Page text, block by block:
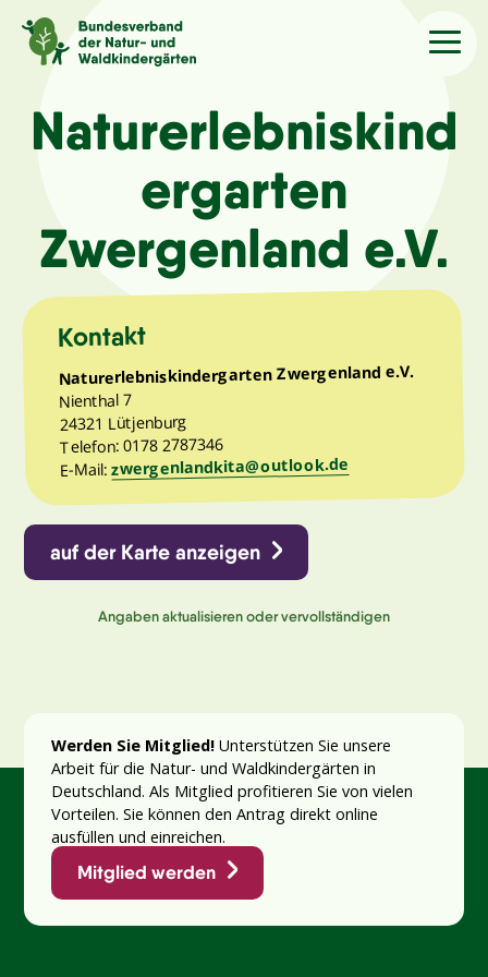
Sprache/Language
Über uns
Kindergärten
Angebote
Kontakt
Naturerlebniskind
ergarten
Zwergenland e.V.
Kontakt
Naturerlebniskindergarten Zwergenland e.V.
Nienthal 7
24321 Lütjenburg
Telefon: 0178 2787346
E-Mail:zwergenlandkita@outlook.de
auf der Karte anzeigen
Angaben aktualisieren oder vervollständigen
Werden Sie Mitglied!Unterstützen Sie unsere
Arbeit für die Natur- und Waldkindergärten in
Deutschland. Als Mitglied profitieren Sie von vielen
Vorteilen. Sie können den Antrag direkt online
ausfüllen und einreichen.
Mitglied werden